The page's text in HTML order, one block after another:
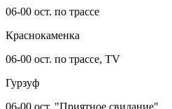
06-00 ост. по трассе
Краснокаменка
06-00 ост. по трассе, TV
Гурзуф
06-00 ост. "Приятное свидание"